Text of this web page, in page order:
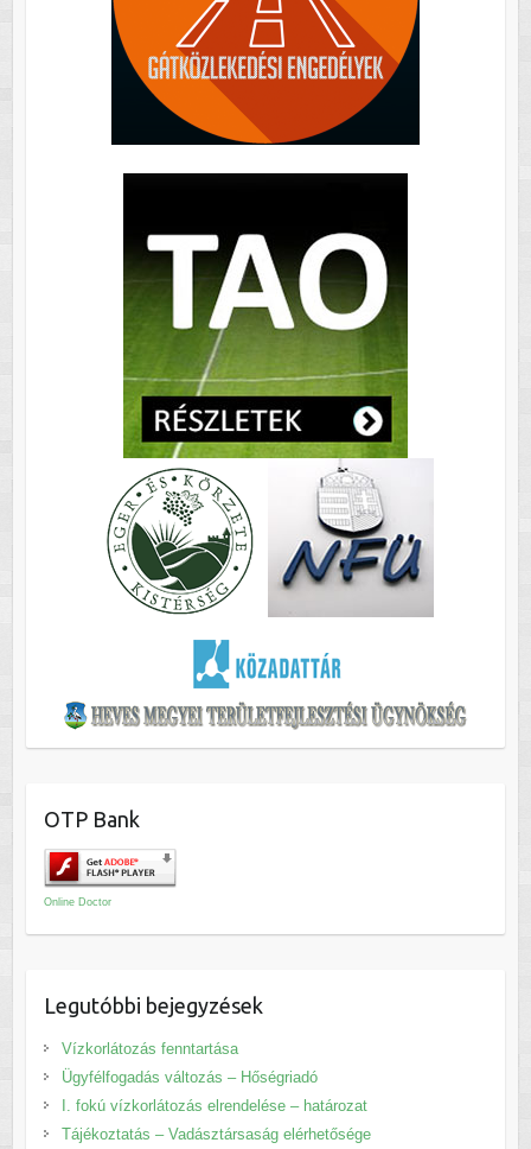
OTP Bank
Online Doctor
Legutóbbi bejegyzések
Vízkorlátozás fenntartása
Ügyfélfogadás változás – Hőségriadó
I. fokú vízkorlátozás elrendelése – határozat
Tájékoztatás – Vadásztársaság elérhetősége